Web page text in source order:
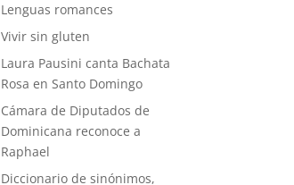
Lenguas romances
Vivir sin gluten
Laura Pausini canta Bachata
Rosa en Santo Domingo
Cámara de Diputados de
Dominicana reconoce a
Raphael
Diccionario de sinónimos,